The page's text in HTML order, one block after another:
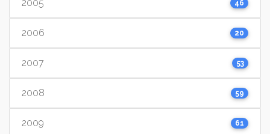
2005 46
2006 20
2007 53
2008 59
2009 61